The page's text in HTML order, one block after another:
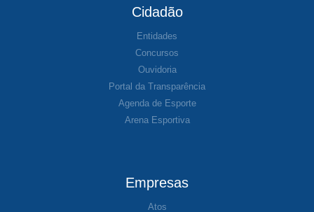
Cidadão
Entidades
Concursos
Ouvidoria
Portal da Transparência
Agenda de Esporte
Arena Esportiva
Empresas
Atos